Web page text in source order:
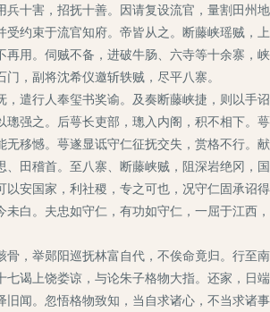
兵十害，招抚十善。因请复设流官，量割田州
受约束于流官知府。帝皆从之。断藤峡瑶贼，
再用。伺贼不备，进破牛肠、六寺等十余寨
，副将沈希仪邀斩轶贼，尽平八寨。
行人奉玺书奖谕。及奏断藤峡捷，则以手
璁强之。后萼长吏部，璁入内阁，积不相下。
无移憾。萼遂显诋守仁征抚交失，赏格不行。
、田稽首。至八寨、断藤峡贼，阻深岩绝冈，
以安国家，利社稷，专之可也，况守仁固承
未白。夫忠如守仁，有功如守仁，一屈于江西
，举郧阳巡抚林富自代，不俟命竟归。行至
上饶娄谅，与论朱子格物大指。还家，日
旧闻。忽悟格物致知，当自求诸心，不当求诸